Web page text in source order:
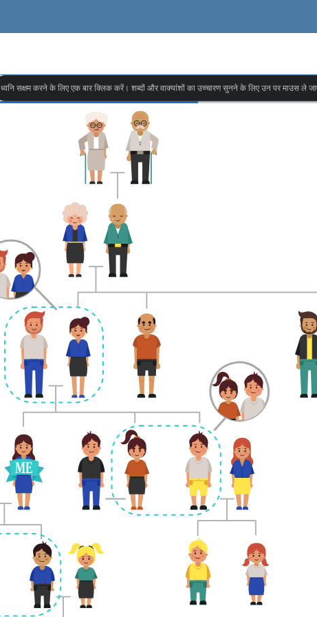
ध्वनि सक्षम करने के लिए एक बार क्लिक करें। शब्दों और वाक्यांशों का उच्चारण सुनने के लिए उन पर माउस ले